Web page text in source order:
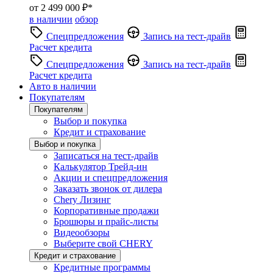
от 2 499 000 ₽*
в наличии обзор
Спецпредложения
Запись на тест-драйв
Расчет кредита
Спецпредложения
Запись на тест-драйв
Расчет кредита
Авто в наличии
Покупателям
Покупателям
Выбор и покупка
Кредит и страхование
Выбор и покупка
Записаться на тест-драйв
Калькулятор Трейд-ин
Акции и спецпредложения
Заказать звонок от дилера
Chery Лизинг
Корпоративные продажи
Брошюры и прайс-листы
Видеообзоры
Выберите свой CHERY
Кредит и страхование
Кредитные программы